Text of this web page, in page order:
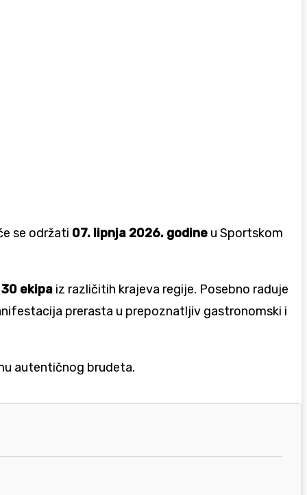
se održati 07. lipnja 2026. godine u Sportskom
ekipa iz različitih krajeva regije. Posebno raduje
prerasta u prepoznatljiv gastronomski i
autentičnog brudeta.